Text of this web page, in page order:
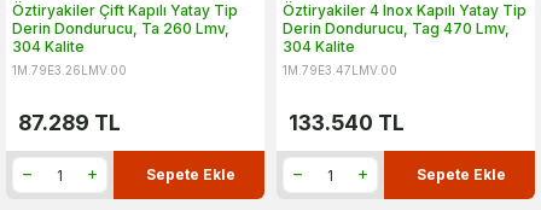
Öztiryakiler Çift Kapılı Yatay Tip
Derin Dondurucu, Ta 260 Lmv,
304 Kalite
1M.79E3.26LMV.00
87.289 TL
Sepete Ekle
Öztiryakiler 4 Inox Kapılı Yatay Tip
Derin Dondurucu, Tag 470 Lmv,
304 Kalite
1M.79E3.47LMV.00
133.540 TL
Sepete Ekle